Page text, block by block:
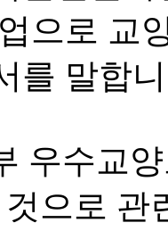
으로 교
를 말합
우수교
으로 관